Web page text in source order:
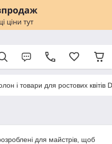
і товари для ростових квітів
для майстрів, щоб